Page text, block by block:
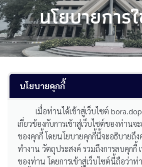
นโยบายการ
.
นโยบายคุกกี้
เมื่อท่านได้เข้าสู่เว็บไซต์
เกี่ยวข้องกับการเข้าสู่เว็บไซต์ของท่าน
ของคุกกี้ โดยนโยบายคุกกี้นี้จะอธิบายถึ
ทำงาน วัตถุประสงค์ รวมถึงการลบคุกกี้
ของท่าน โดยการเข้าสู่เว็บไซต์นี้ถือว่าท่